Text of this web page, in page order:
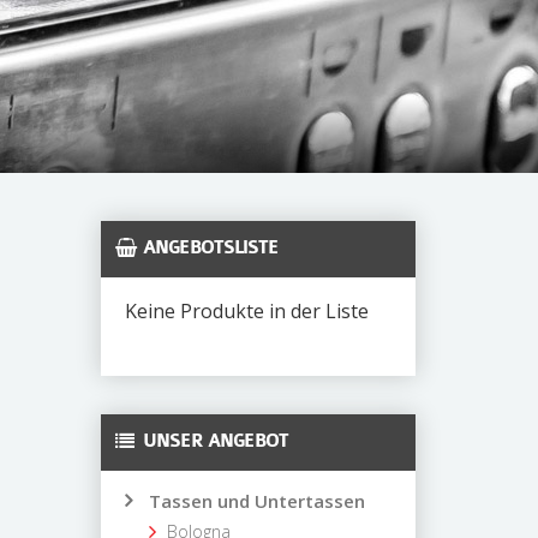
ANGEBOTSLISTE
Keine Produkte in der Liste
UNSER ANGEBOT
Tassen und Untertassen
Bologna